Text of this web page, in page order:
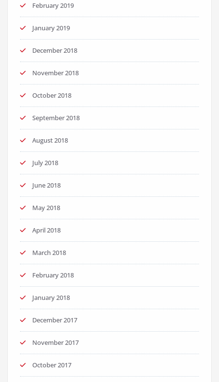
February 2019
January 2019
December 2018
November 2018
October 2018
September 2018
August 2018
July 2018
June 2018
May 2018
April 2018
March 2018
February 2018
January 2018
December 2017
November 2017
October 2017